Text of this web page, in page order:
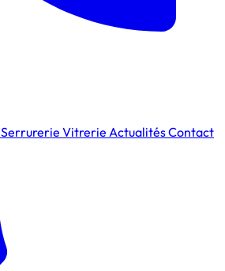
Serrurerie Vitrerie ActualitésContact